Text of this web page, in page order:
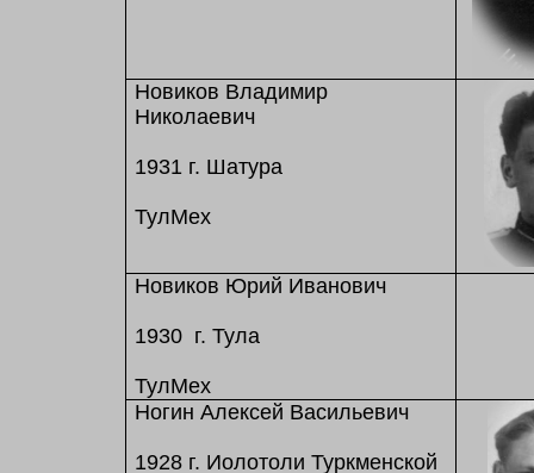
Новиков Владимир
Николаевич
1931 г. Шатура
ТулМех
Новиков Юрий Иванович
1930 г. Тула
ТулМех
Ногин Алексей Васильевич
1928 г. Иолотоли Туркменской